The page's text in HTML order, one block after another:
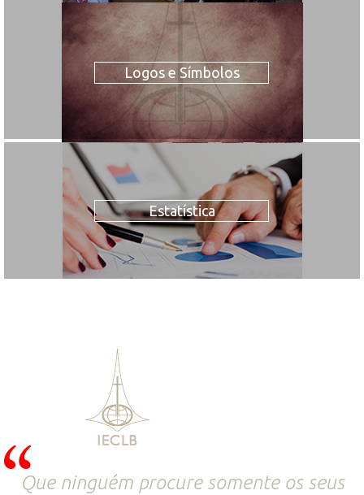
Logos e Símbolos
Estatística
Que ninguém procure somente os seus